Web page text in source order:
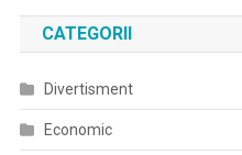
CATEGORII
Divertisment
Economic